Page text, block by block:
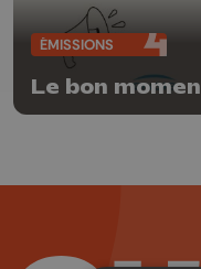
ÉMISSIONS
Le bon